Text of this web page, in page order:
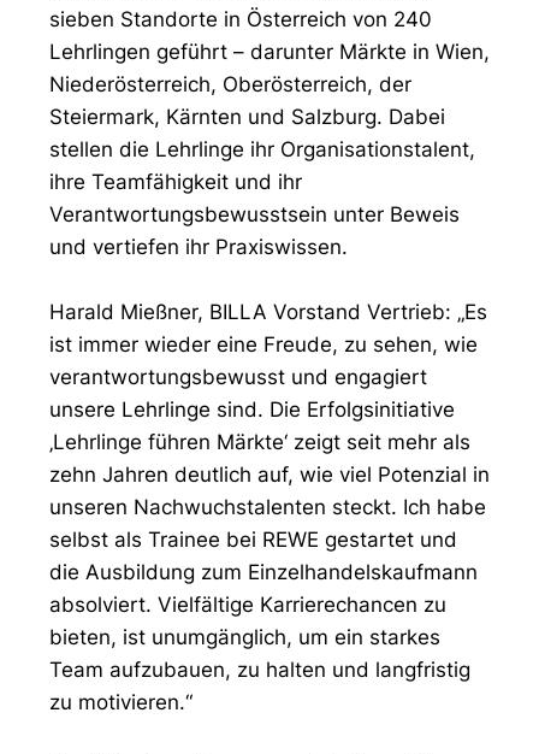
sieben Standorte in Österreich von 240
Lehrlingen geführt – darunter Märkte in Wien,
Niederösterreich, Oberösterreich, der
Steiermark, Kärnten und Salzburg. Dabei
stellen die Lehrlinge ihr Organisationstalent,
ihre Teamfähigkeit und ihr
Verantwortungsbewusstsein unter Beweis
und vertiefen ihr Praxiswissen.
Harald Mießner, BILLA Vorstand Vertrieb: „Es
ist immer wieder eine Freude, zu sehen, wie
verantwortungsbewusst und engagiert
unsere Lehrlinge sind. Die Erfolgsinitiative
‚Lehrlinge führen Märkte‘ zeigt seit mehr als
zehn Jahren deutlich auf, wie viel Potenzial in
unseren Nachwuchstalenten steckt. Ich habe
selbst als Trainee bei REWE gestartet und
die Ausbildung zum Einzelhandelskaufmann
absolviert. Vielfältige Karrierechancen zu
bieten, ist unumgänglich, um ein starkes
Team aufzubauen, zu halten und langfristig
zu motivieren.“